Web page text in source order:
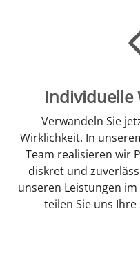
Individuelle
Verwandeln Sie
Wirklichkeit. In
Team realisieren wir
diskret und
unseren Leistungen
teilen Sie uns